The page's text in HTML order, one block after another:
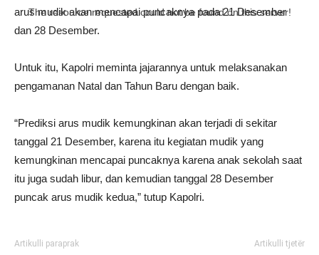
arus mudik akan mencapai puncaknya pada 21 Desember
dan 28 Desember.
Untuk itu, Kapolri meminta jajarannya untuk melaksanakan
pengamanan Natal dan Tahun Baru dengan baik.
“Prediksi arus mudik kemungkinan akan terjadi di sekitar
tanggal 21 Desember, karena itu kegiatan mudik yang
kemungkinan mencapai puncaknya karena anak sekolah saat
itu juga sudah libur, dan kemudian tanggal 28 Desember
puncak arus mudik kedua,” tutup Kapolri.
Artikulli paraprak Artikulli tjetër
The resource requested could not be found on this server!